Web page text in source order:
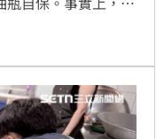
間高溫加熱、重複
溫料理都要留意，千